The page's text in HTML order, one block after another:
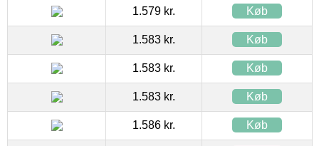
1.579 kr. Køb
1.583 kr. Køb
1.583 kr. Køb
1.583 kr. Køb
1.586 kr. Køb